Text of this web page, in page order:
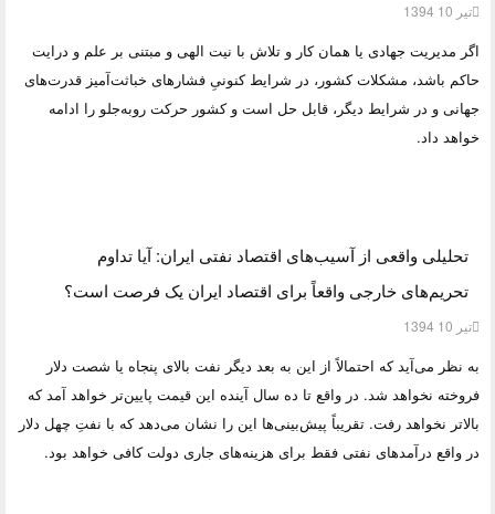
تیر 10 1394
اگر مدیریت جهادی یا همان کار و تلاش با نیت الهی و مبتنی بر علم و درایت
حاکم باشد، مشکلات کشور، در شرایط کنونیِ فشارهای خباثت‌آمیز قدرت‌های
جهانی و در شرایط دیگر، قابل حل است و کشور حرکت روبه‌جلو را ادامه
خواهد داد.
تحلیلی واقعی از آسیب‌های اقتصاد نفتی ایران: آیا تداوم
تحریم‌های خارجی واقعاً برای اقتصاد ایران یک فرصت است؟
تیر 10 1394
به نظر می‌آید که احتمالاً از این به بعد دیگر نفت بالای پنجاه یا شصت دلار
فروخته نخواهد شد. در واقع تا ده سال آینده این قیمت پایین‌تر خواهد آمد که
بالاتر نخواهد رفت. تقریباً پیش‌بینی‌ها این را نشان می‌دهد که با نفتِ چهل دلار
در واقع درآمدهای نفتی فقط برای هزینه‌های جاری دولت کافی خواهد بود.